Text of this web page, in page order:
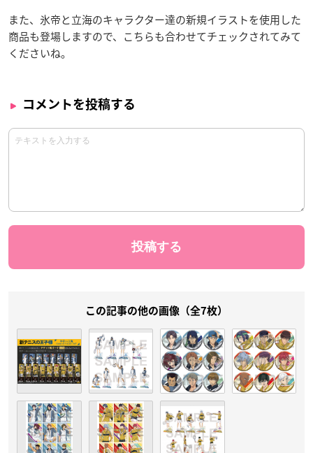
また、氷帝と立海のキャラクター達の新規イラストを使用した
商品も登場しますので、こちらも合わせてチェックされてみて
くださいね。
コメントを投稿する
この記事の他の画像（全7枚）